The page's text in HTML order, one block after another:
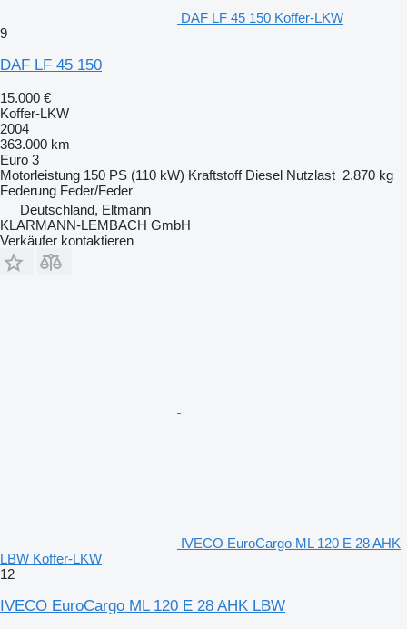
DAF LF 45 150 Koffer-LKW
9
DAF LF 45 150
15.000 €
Koffer-LKW
2004
363.000 km
Euro 3
Motorleistung 150 PS (110 kW) Kraftstoff Diesel Nutzlast 2.870 kg
Federung Feder/Feder
Deutschland, Eltmann
KLARMANN-LEMBACH GmbH
Verkäufer kontaktieren
IVECO EuroCargo ML 120 E 28 AHK
LBW Koffer-LKW
12
IVECO EuroCargo ML 120 E 28 AHK LBW